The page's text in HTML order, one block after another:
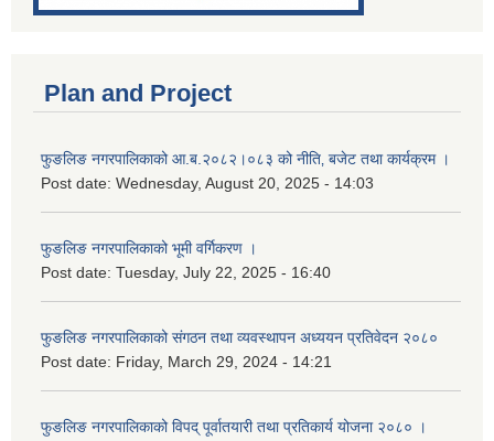
Plan and Project
फुङलिङ नगरपालिकाको आ.ब.२०८२।०८३ को नीति‚ बजेट तथा कार्यक्रम ।
Post date: Wednesday, August 20, 2025 - 14:03
फुङलिङ नगरपालिकाको भूमी वर्गिकरण ।
Post date: Tuesday, July 22, 2025 - 16:40
फुङलिङ नगरपालिकाको संगठन तथा व्यवस्थापन अध्ययन प्रतिवेदन २०८०
Post date: Friday, March 29, 2024 - 14:21
फुङलिङ नगरपालिकाको विपद् पूर्वातयारी तथा प्रतिकार्य योजना २०८० ।